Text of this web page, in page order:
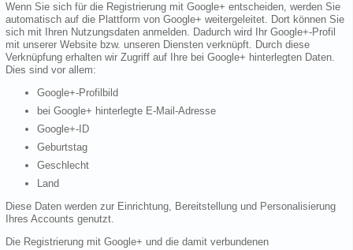
Wenn Sie sich für die Registrierung mit Google+ entscheiden, werden Sie
automatisch auf die Plattform von Google+ weitergeleitet. Dort können Sie
sich mit Ihren Nutzungsdaten anmelden. Dadurch wird Ihr Google+-Profil
mit unserer Website bzw. unseren Diensten verknüpft. Durch diese
Verknüpfung erhalten wir Zugriff auf Ihre bei Google+ hinterlegten Daten.
Dies sind vor allem:
Google+-Profilbild
bei Google+ hinterlegte E-Mail-Adresse
Google+-ID
Geburtstag
Geschlecht
Land
Diese Daten werden zur Einrichtung, Bereitstellung und Personalisierung
Ihres Accounts genutzt.
Die Registrierung mit Google+ und die damit verbundenen